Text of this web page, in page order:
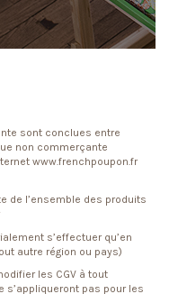
sont conclues entre
non commerçante
www.frenchpoupon.fr
de l’ensemble des produits
s’effectuer qu’en
autre région ou pays)
les CGV à tout
s’appliqueront pas pour les